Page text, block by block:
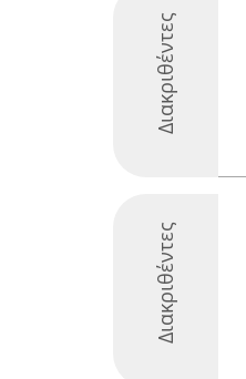
Διακριθέντες
Διακριθέντες